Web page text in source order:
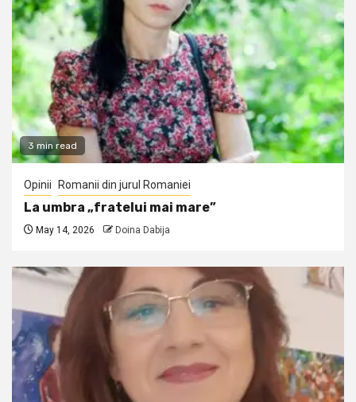
3 min read
Opinii Romanii din jurul Romaniei
La umbra „fratelui mai mare”
May 14, 2026 Doina Dabija